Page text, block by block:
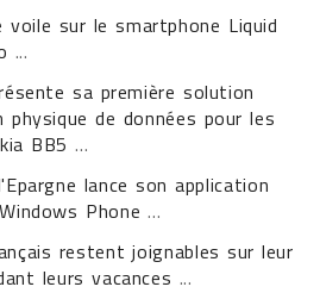
voile sur le smartphone Liquid
...
sa première solution
de données pour les
BB5 ...
lance son application
Phone ...
restent joignables sur leur
leurs vacances ...